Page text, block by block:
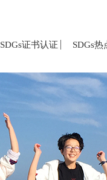
SDGs证书认证 SDGs热